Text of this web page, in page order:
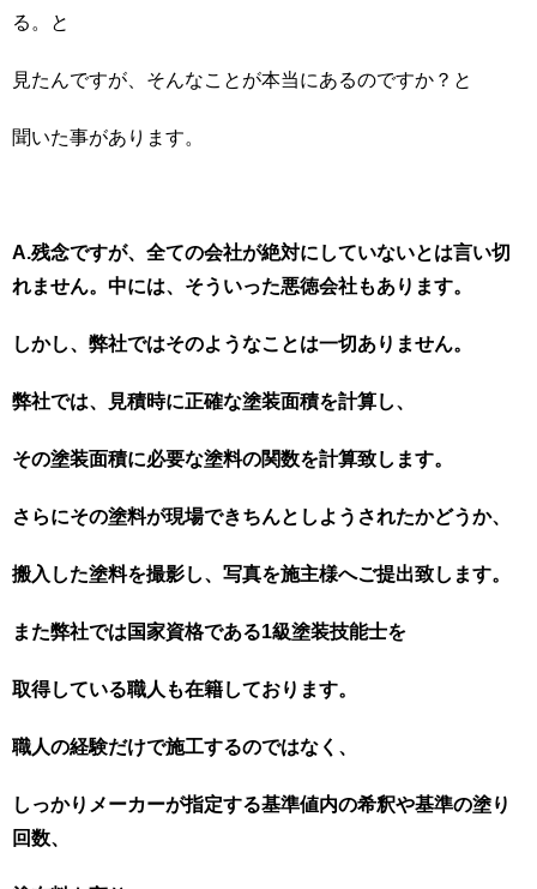
る。と
見たんですが、そんなことが本当にあるのですか？と
聞いた事があります。
A.残念ですが、全ての会社が絶対にしていないとは言い切
れません。中には、そういった悪徳会社もあります。
しかし、弊社ではそのようなことは一切ありません。
弊社では、見積時に正確な塗装面積を計算し、
その塗装面積に必要な塗料の関数を計算致します。
さらにその塗料が現場できちんとしようされたかどうか、
搬入した塗料を撮影し、写真を施主様へご提出致します。
また弊社では国家資格である1級塗装技能士を
取得している職人も在籍しております。
職人の経験だけで施工するのではなく、
しっかりメーカーが指定する基準値内の希釈や基準の塗り
回数、